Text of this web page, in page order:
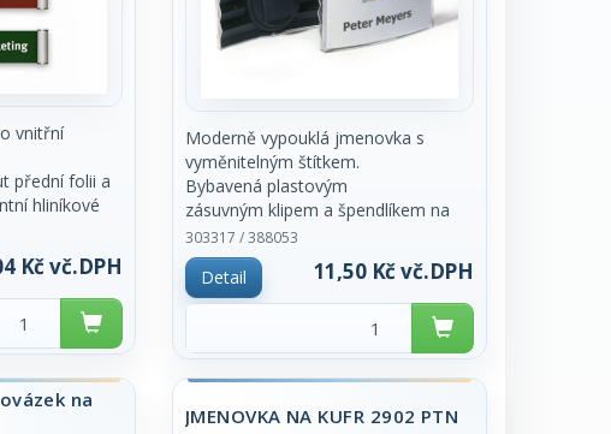
vnitřní
přední folii a
hliníkové
mm. Toto
na
za kus.
Kč vč.DPH
Moderně vypouklá jmenovka s
vyměnitelným štítkem.
Bybavená plastovým
zásuvným klipem a špendlíkem na
vizitky. Rozměr 40
x 75 mm. Značka Durable. Cena za
kus.
303317 / 388053
Detail 11,50 Kč vč.DPH
na
JMENOVKA NA KUFR 2902 PTN